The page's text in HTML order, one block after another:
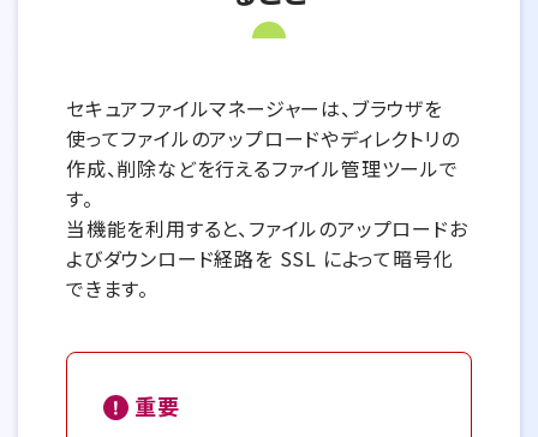
セキュアファイルマネージャーは、ブラウザを
使ってファイルのアップロードやディレクトリの
作成、削除などを行えるファイル管理ツールで
す。
当機能を利用すると、ファイルのアップロードお
よびダウンロード経路を SSL によって暗号化
できます。
重要